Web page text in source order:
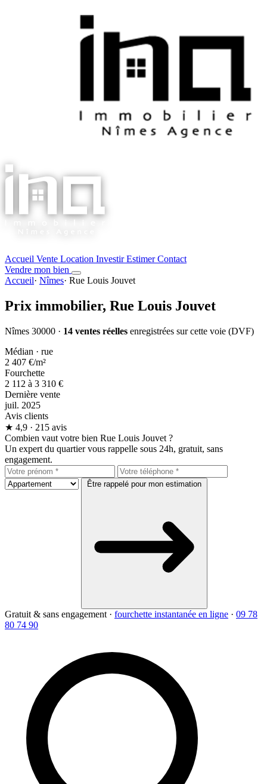
Accueil Vente Location InvestirEstimerContact
Vendre mon bien
Accueil· Nîmes· Rue Louis Jouvet
Prix immobilier, Rue Louis Jouvet
Nîmes 30000 · 14 ventes réelles enregistrées sur cette voie (DVF)
Médian · rue
2 407 €/m²
Fourchette
2 112 à 3 310 €
Dernière vente
juil. 2025
Avis clients
★ 4,9 · 215 avis
Combien vaut votre bien Rue Louis Jouvet ?
Un expert du quartier vous rappelle sous 24h, gratuit, sans
engagement.
Être rappelé pour mon estimation
Gratuit & sans engagement · fourchette instantanée en ligne · 09 78
80 74 90